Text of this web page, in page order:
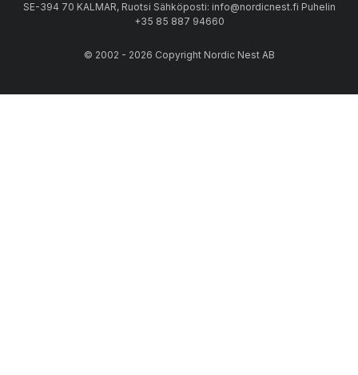
SE-394 70 KALMAR, Ruotsi Sähköposti: info@nordicnest.fi Puhelin
+35 85 887 94660
© 2002 - 2026 Copyright Nordic Nest AB